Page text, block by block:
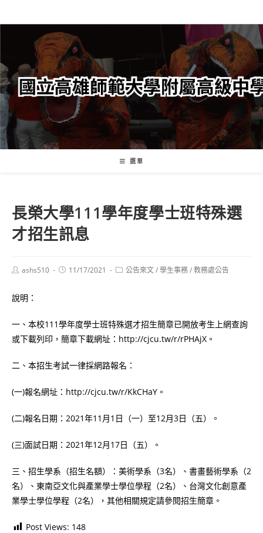
轉
要
內
容
選單
長榮大學111學年度學士班特殊選
才招生訊息
Postashs510
Post11/17/2021
Post公告來文/學生事務/教務處公告
說明：
一、本校111學年度學士班特殊選才招生簡章已開放考生上網查詢
或下載列印，簡章下載網址：http://cjcu.tw/r/rPHAjX。
二、本招生考試一律採網路報名：
(一)報名網址：http://cjcu.tw/r/KkCHaY。
(二)報名日期：2021年11月1日（一）至12月3日（五）。
(三)面試日期：2021年12月17日（五）。
三、招生學系（招生名額）：美術學系（3名）、書畫藝術學系（2
名）、東南亞文化與產業學士學位學程（2名）、台灣文化創意產
業學士學位學程（2名），其他相關規定請參閱招生簡章。
Post Views: 148